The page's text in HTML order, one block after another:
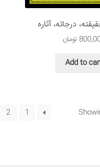
درجاته، آثاره
تومان
Add to
1
2